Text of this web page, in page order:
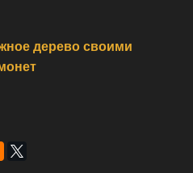
дерево своими